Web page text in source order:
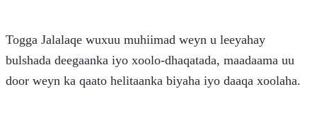
Togga Jalalaqe wuxuu muhiimad weyn u leeyahay
bulshada deegaanka iyo xoolo-dhaqatada, maadaama uu
door weyn ka qaato helitaanka biyaha iyo daaqa xoolaha.